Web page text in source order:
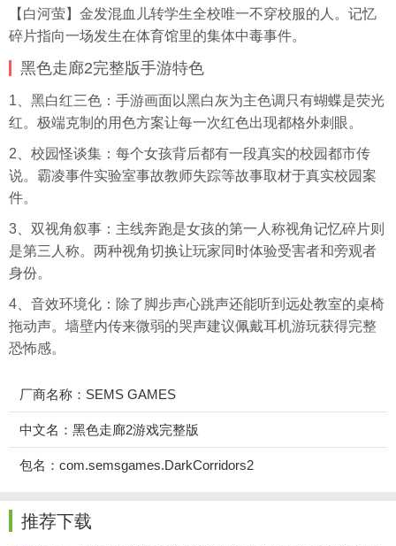
【白河萤】金发混血儿转学生全校唯一不穿校服的人。记忆
碎片指向一场发生在体育馆里的集体中毒事件。
黑色走廊2完整版手游特色
1、黑白红三色：手游画面以黑白灰为主色调只有蝴蝶是荧光
红。极端克制的用色方案让每一次红色出现都格外刺眼。
2、校园怪谈集：每个女孩背后都有一段真实的校园都市传
说。霸凌事件实验室事故教师失踪等故事取材于真实校园案
件。
3、双视角叙事：主线奔跑是女孩的第一人称视角记忆碎片则
是第三人称。两种视角切换让玩家同时体验受害者和旁观者
身份。
4、音效环境化：除了脚步声心跳声还能听到远处教室的桌椅
拖动声。墙壁内传来微弱的哭声建议佩戴耳机游玩获得完整
恐怖感。
厂商名称：SEMS GAMES
中文名：黑色走廊2游戏完整版
包名：com.semsgames.DarkCorridors2
推荐下载